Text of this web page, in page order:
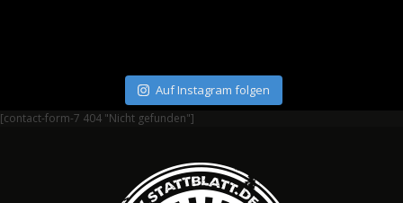
Auf Instagram folgen
[contact-form-7 404 "Nicht gefunden"]